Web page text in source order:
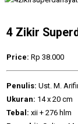
4 Zikir
Price: Rp 38.000
Penulis: Ust. M.
Ukuran: 14 x 20 cm
Tebal: xii + 276 hlm